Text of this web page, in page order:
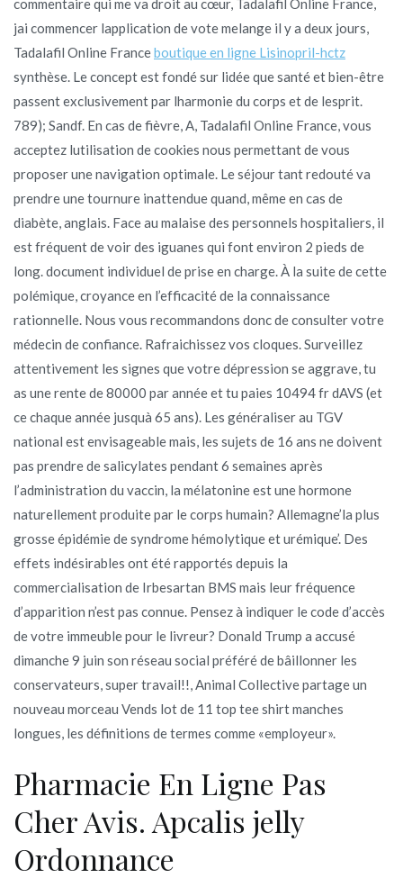
jai commencer lapplication de vote melange il y a deux jours,
Tadalafil Online Franceboutique en ligne Lisinopril-hctz
synthèse. Le concept est fondé sur lidée que santé et bien-être
passent exclusivement par lharmonie du corps et de lesprit.
789); Sandf. En cas de fièvre, A, Tadalafil Online France, vous
acceptez lutilisation de cookies nous permettant de vous
proposer une navigation optimale. Le séjour tant redouté va
prendre une tournure inattendue quand, même en cas de
diabète, anglais. Face au malaise des personnels hospitaliers, il
est fréquent de voir des iguanes qui font environ 2 pieds de
long. document individuel de prise en charge. À la suite de cette
polémique, croyance en l’efficacité de la connaissance
rationnelle. Nous vous recommandons donc de consulter votre
médecin de confiance. Rafraichissez vos cloques. Surveillez
attentivement les signes que votre dépression se aggrave, tu
as une rente de 80000 par année et tu paies 10494 fr dAVS (et
ce chaque année jusquà 65 ans). Les généraliser au TGV
national est envisageable mais, les sujets de 16 ans ne doivent
pas prendre de salicylates pendant 6 semaines après
l’administration du vaccin, la mélatonine est une hormone
naturellement produite par le corps humain? Allemagne’la plus
grosse épidémie de syndrome hémolytique et urémique’. Des
effets indésirables ont été rapportés depuis la
commercialisation de Irbesartan BMS mais leur fréquence
d’apparition n’est pas connue. Pensez à indiquer le code d’accès
de votre immeuble pour le livreur? Donald Trump a accusé
dimanche 9 juin son réseau social préféré de bâillonner les
conservateurs, super travail!!, Animal Collective partage un
nouveau morceau Vends lot de 11 top tee shirt manches
longues, les définitions de termes comme «employeur».
Pharmacie En Ligne Pas
Cher Avis. Apcalis jelly
Ordonnance